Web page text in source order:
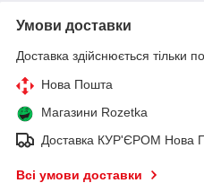
Умови доставки
Доставка здійснюється тільки
Нова Пошта
Магазини Rozetka
Доставка КУР'ЄРОМ Нова
Всі умови доставки